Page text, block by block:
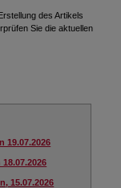
des Artikels
Sie die aktuellen
19.07.2026
15.07.2026